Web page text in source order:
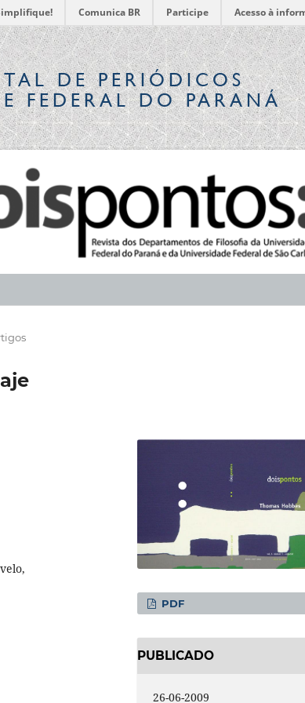
Comunica BR Participe Acesso à
DE PERIÓDICOS
FEDERAL DO PARANÁ
PDF
PUBLICADO
26-06-2009